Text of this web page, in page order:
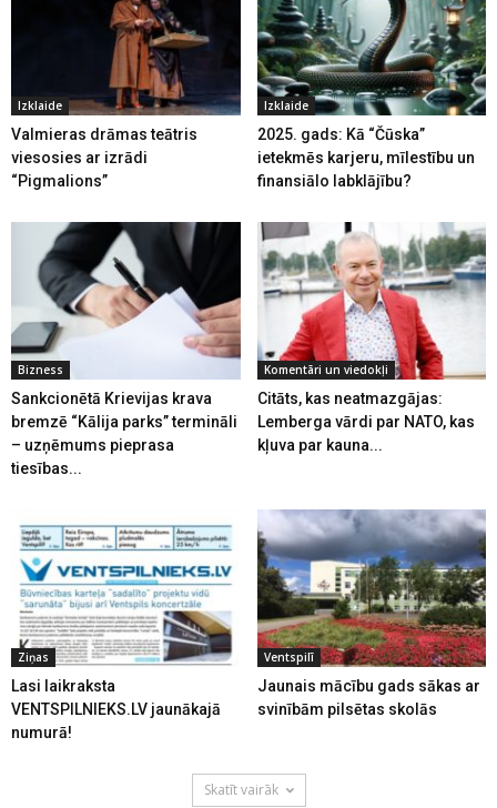
Izklaide
Valmieras drāmas teātris
viesosies ar izrādi
“Pigmalions”
Izklaide
2025. gads: Kā “Čūska”
ietekmēs karjeru, mīlestību un
finansiālo labklājību?
Bizness
Sankcionētā Krievijas krava
bremzē “Kālija parks” termināli
– uzņēmums pieprasa
tiesības...
Komentāri un viedokļi
Citāts, kas neatmazgājas:
Lemberga vārdi par NATO, kas
kļuva par kauna...
Ziņas
Lasi laikraksta
VENTSPILNIEKS.LV jaunākajā
numurā!
Ventspilī
Jaunais mācību gads sākas ar
svinībām pilsētas skolās
Skatīt vairāk